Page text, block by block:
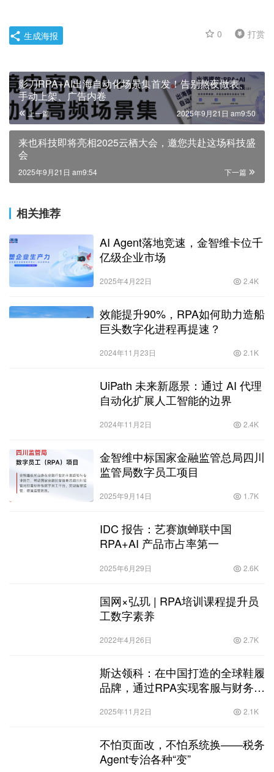
0 打赏
生成海报
影刀RPA+AI出海自动化场景集首发！告别熬夜做表、
手动上架、广告内卷
上一篇 2025年9月21日 am9:50
来也科技即将亮相2025云栖大会，邀您共赴这场科技盛
会
下一篇
2025年9月21日 am9:54
相关推荐
AI Agent落地竞速，金智维卡位千
亿级企业市场
2025年4月22日 2.4K
效能提升90%，RPA如何助力造船
巨头数字化进程再提速？
2024年11月23日 2.1K
UiPath 未来新愿景：通过 AI 代理
自动化扩展人工智能的边界
2024年11月2日 2.4K
金智维中标国家金融监管总局四川
监管局数字员工项目
2025年9月14日 1.7K
IDC 报告：艺赛旗蝉联中国
RPA+AI 产品市占率第一
2025年6月29日 2.6K
国网×弘玑 | RPA培训课程提升员
工数字素养
2022年4月26日 2.7K
斯达领科：在中国打造的全球鞋履
品牌，通过RPA实现客服与财务提
2025年11月2日 2.1K
不怕页面改，不怕系统换——税务
Agent专治各种“变”